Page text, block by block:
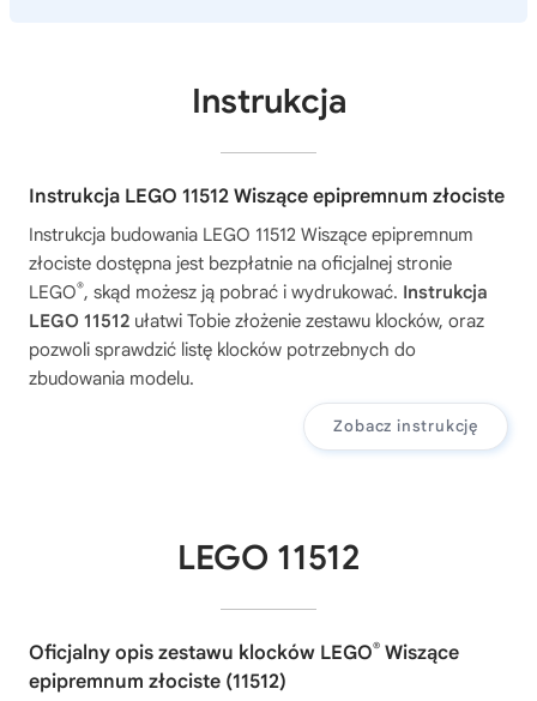
Instrukcja
Instrukcja LEGO 11512 Wiszące epipremnum złociste
Instrukcja budowania LEGO 11512 Wiszące epipremnum
złociste dostępna jest bezpłatnie na oficjalnej stronie
LEGO®, skąd możesz ją pobrać i wydrukować. Instrukcja
LEGO 11512 ułatwi Tobie złożenie zestawu klocków, oraz
pozwoli sprawdzić listę klocków potrzebnych do
zbudowania modelu.
Zobacz instrukcję
LEGO 11512
Oficjalny opis zestawu klocków LEGO® Wiszące
epipremnum złociste (11512)